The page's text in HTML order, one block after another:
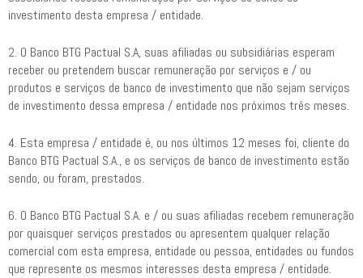
investimento desta empresa / entidade.
2. O Banco BTG Pactual S.A, suas afiliadas ou subsidiárias esperam
receber ou pretendem buscar remuneração por serviços e / ou
produtos e serviços de banco de investimento que não sejam serviços
de investimento dessa empresa / entidade nos próximos três meses.
4. Esta empresa / entidade é, ou nos últimos 12 meses foi, cliente do
Banco BTG Pactual S.A., e os serviços de banco de investimento estão
sendo, ou foram, prestados.
6. O Banco BTG Pactual S.A. e / ou suas afiliadas recebem remuneração
por quaisquer serviços prestados ou apresentem qualquer relação
comercial com esta empresa, entidade ou pessoa, entidades ou fundos
que represente os mesmos interesses desta empresa / entidade.